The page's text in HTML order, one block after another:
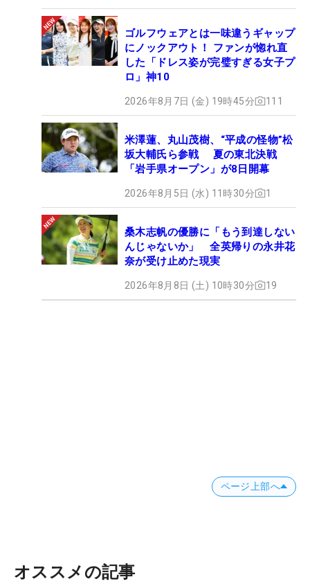
ゴルフウェアとは一味違うギャップ
にノックアウト！ ファンが惚れ直
した「ドレス姿が完璧すぎる女子プ
ロ」神10
2026年8月7日 (金) 19時45分 111
米澤蓮、丸山茂樹、“平成の怪物”松
坂大輔氏ら参戦 夏の東北決戦
「岩手県オープン」が8日開幕
2026年8月5日 (水) 11時30分 1
桑木志帆の優勝に「もう到達しない
んじゃないか」 全英帰りの永井花
奈が受け止めた現実
2026年8月8日 (土) 10時30分 19
ページ上部へ
オススメの記事